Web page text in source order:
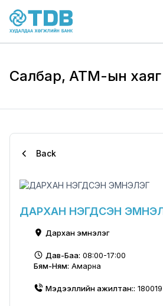
Skip to main content
Салбар, АТМ-ын
Back
ДАРХАН НЭГДСЭН
Дархан эмнэлэг
Дав-Баа: 08:00-17:00
Бям-Ням: Амарна
Мэдээллийн ажилтан::